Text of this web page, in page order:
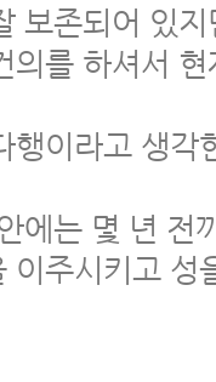
보존되어 있
의를 하셔서
행이라고 생각
에는 몇 년 전
이주시키고 성